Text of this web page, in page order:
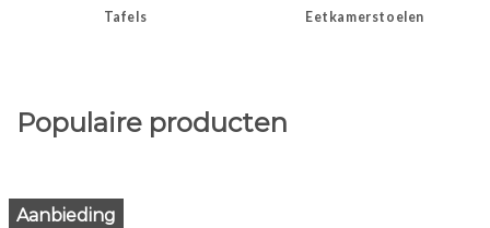
Tafels Eetkamerstoelen
Populaire producten
Aanbieding